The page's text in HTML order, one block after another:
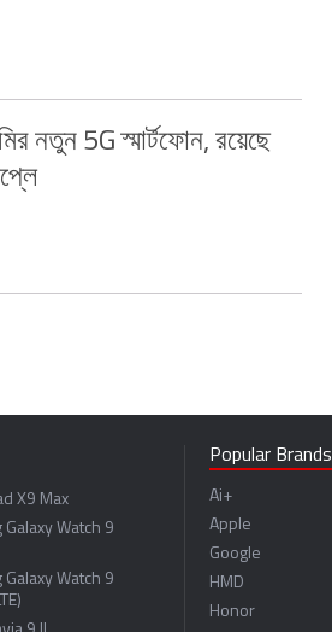
নতুন 5G স্মার্টফোন, রয়েছে
X9 Max
Galaxy Watch 9
Galaxy Watch 9
Popular Brands
Ai+
Apple
Google
HMD
Honor